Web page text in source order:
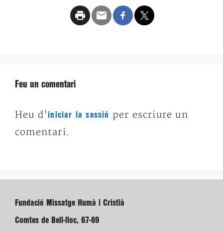
Feu un comentari
Heu d'iniciar la sessió
per escriure un
comentari.
Fundació Missatge Humà i Cristià
Comtes de Bell-lloc, 67-69